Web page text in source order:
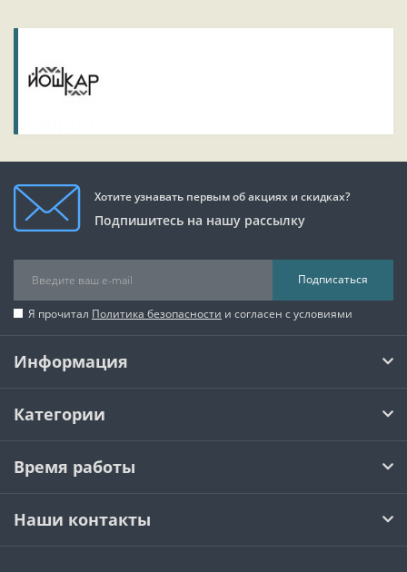
Хотите узнавать первым об акциях и скидках?
Подпишитесь на нашу рассылку
Подписаться
Я прочитал Политика безопасности и согласен с условиями
Информация
Категории
Время работы
Наши контакты